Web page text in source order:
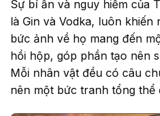
Sự bí ẩn và nguy hiểm của
là Gin và Vodka, luôn khiến
bức ảnh về họ mang đến
hồi hộp, góp phần tạo nên
Mỗi nhân vật đều có câu
nên một bức tranh tổng thể